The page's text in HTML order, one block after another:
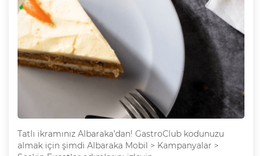
Tatlı ikramınız Albaraka’dan! GastroClub kodunuzu
almak için şimdi Albaraka Mobil > Kampanyalar >